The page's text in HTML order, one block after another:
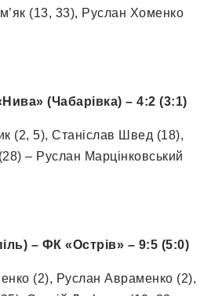
(13, 33), Руслан Хоменко
(Чабарівка) – 4:2 (3:1)
(2, 5), Станіслав Швед (18),
– Руслан Марцінковський
– ФК «Острів» – 9:5 (5:0)
(2), Руслан Авраменко (2),